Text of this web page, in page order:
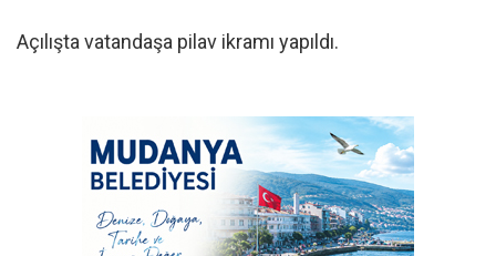
Açılışta vatandaşa pilav ikramı yapıldı.